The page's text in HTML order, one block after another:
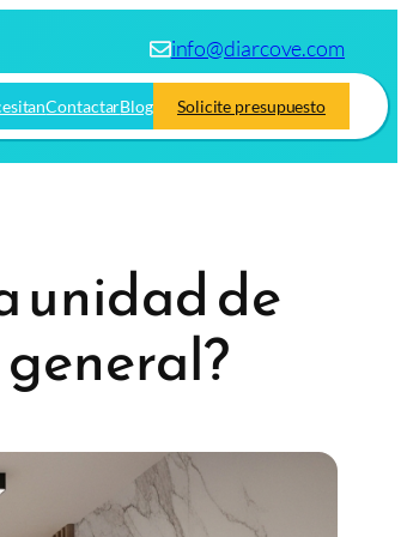
info@diarcove.com
ContactarBlog Solicite presupuesto
unidad de